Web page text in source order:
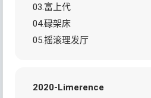
03.富上代
04.碌架床
05.摇滚理发厅
2020-Limerence